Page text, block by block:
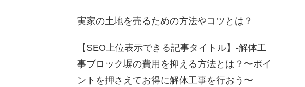
実家の土地を売るための方法やコツとは？
【SEO上位表示できる記事タイトル】-解体工
事ブロック塀の費用を抑える方法とは？〜ポイ
ントを押さえてお得に解体工事を行おう〜